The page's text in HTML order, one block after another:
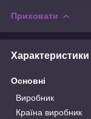
Приховати
Характеристики
Основні
Виробник
Країна виробник